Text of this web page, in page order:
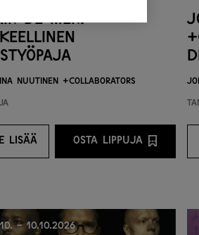
de mer:
Nuutinen +Collaborators
LUE LISÄÄ
LISÄÄ OSTA LIPPUJA
OSTA LIPPUJA
- 10.10.2026